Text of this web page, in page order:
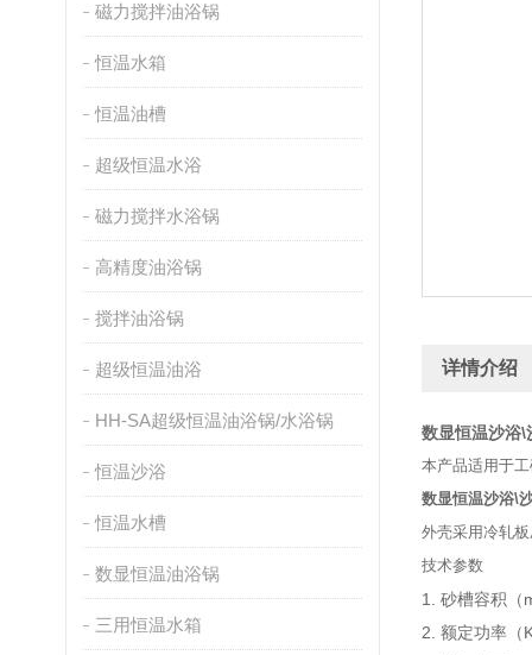
磁力搅拌油浴锅
恒温水箱
恒温油槽
超级恒温水浴
磁力搅拌水浴锅
高精度油浴锅
搅拌油浴锅
超级恒温油浴
HH-SA超级恒温油浴锅/水浴锅
恒温沙浴
恒温水槽
数显恒温油浴锅
三用恒温水箱
详情介绍
数显恒温沙浴\
本产品适用于
数显恒温沙浴\
外壳采用冷轧
技术参数
1. 砂槽容积（
2. 额定功率（